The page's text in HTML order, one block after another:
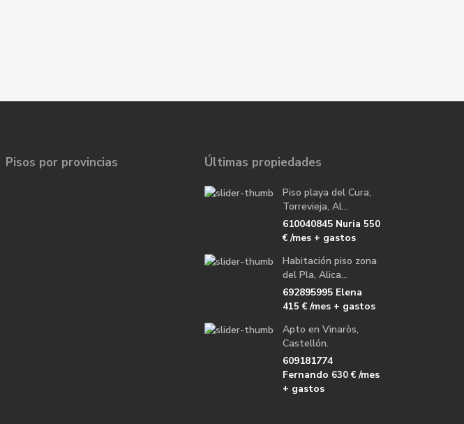
Pisos por provincias Últimas propiedades
Piso playa del Cura,
Torrevieja, Al...
610040845 Nuria 550
€/mes + gastos
Habitación piso zona
del Pla, Alica...
692895995 Elena
415 €/mes + gastos
Apto en Vinaròs,
Castellón.
609181774
Fernando 630 €/mes
+ gastos